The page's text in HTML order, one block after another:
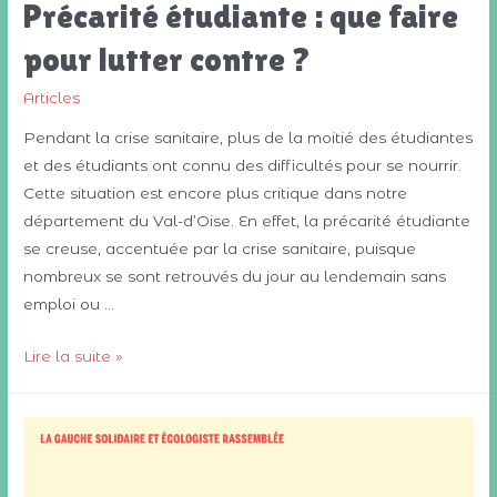
Précarité étudiante : que faire
pour lutter contre ?
Articles
Pendant la crise sanitaire, plus de la moitié des étudiantes
et des étudiants ont connu des difficultés pour se nourrir.
Cette situation est encore plus critique dans notre
département du Val-d’Oise. En effet, la précarité étudiante
se creuse, accentuée par la crise sanitaire, puisque
nombreux se sont retrouvés du jour au lendemain sans
emploi ou …
Précarité
que
Lire la suite »